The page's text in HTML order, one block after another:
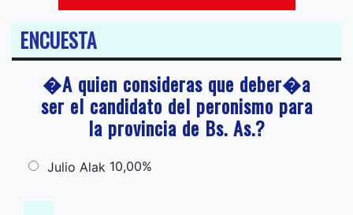
ENCUESTA
�A quien consideras que deber�a
ser el candidato del peronismo para
la provincia de Bs. As.?
Julio Alak 10,00%